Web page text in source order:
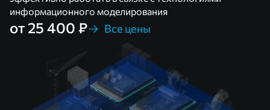
информационного моделирования
от 25 400 ₽ Все цены